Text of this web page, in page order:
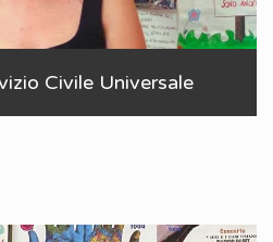
Civile Universale